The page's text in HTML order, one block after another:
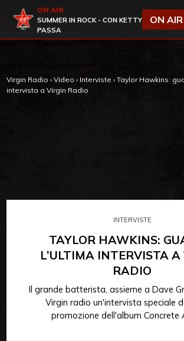
Virgin Radio
ON AIR
SUMMER IN ROCK - CON KETTY
PASSA
ON AIR
Virgin Radio › Video › Interviste › Taylor Hawkins:
intervista a Virgin Radio
INTERVISTE
TAYLOR HAWKINS:
L’ULTIMA INTERVISTA A
RADIO
Il grande batterista, assieme a Dave
Virgin radio un'intervista speciale
promozione dell'album Concrete